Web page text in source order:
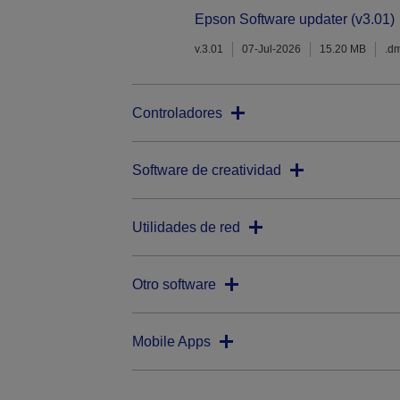
Epson Software updater (v3.01)
v.3.01 07-Jul-2026 15.20 MB
Controladores
Software de creatividad
Utilidades de red
Otro software
Mobile Apps